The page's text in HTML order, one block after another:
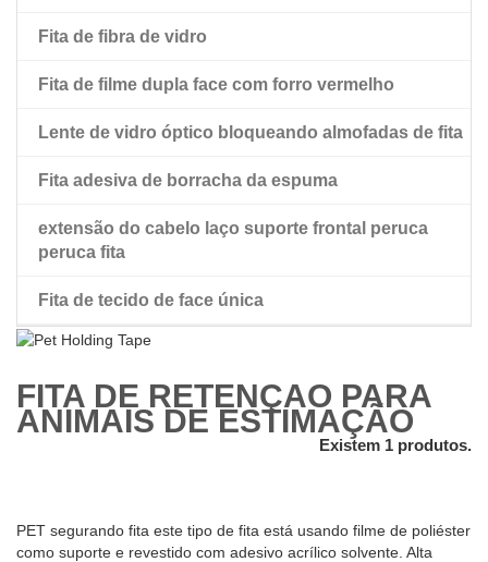
Fita de fibra de vidro
Fita de filme dupla face com forro vermelho
Lente de vidro óptico bloqueando almofadas de fita
Fita adesiva de borracha da espuma
extensão do cabelo laço suporte frontal peruca
peruca fita
peruca dupla face fita
Fita de tecido de face única
FITA DE RETENÇÃO PARA
ANIMAIS DE ESTIMAÇÃO
Existem 1 produtos.
PET segurando fita este tipo de fita está usando filme de poliéster
como suporte e revestido com adesivo acrílico solvente. Alta